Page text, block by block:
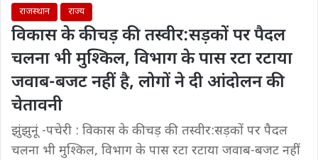
राजस्थान राज्य
विकास के कीचड़ की तस्वीर:सड़कों पर पैदल
चलना भी मुश्किल, विभाग के पास रटा रटाया
जवाब-बजट नहीं है, लोगों ने दी आंदोलन की
चेतावनी
झुंझुनूं -पचेरी : विकास के कीचड़ की तस्वीर:सड़कों पर पैदल
चलना भी मुश्किल, विभाग के पास रटा रटाया जवाब-बजट नहीं